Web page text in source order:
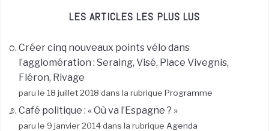
LES ARTICLES LES PLUS LUS
Créer cinq nouveaux points vélo dans
l’agglomération : Seraing, Visé, Place Vivegnis,
Fléron, Rivage
paru le 18 juillet 2018 dans la rubrique Programme
Café politique : « Où va l’Espagne ? »
paru le 9 janvier 2014 dans la rubrique Agenda